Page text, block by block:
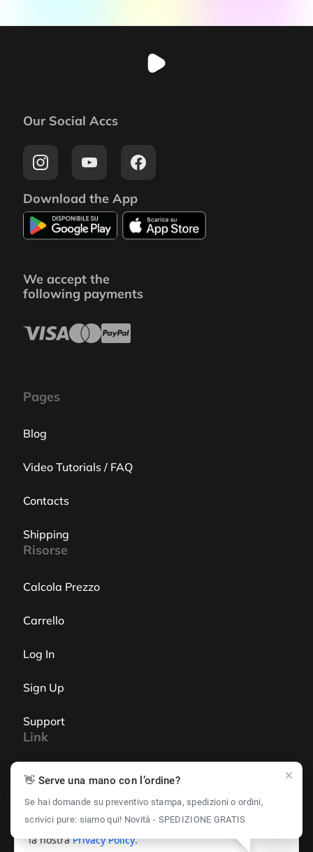
Pages
Blog
Video Tutorials / FAQ
Contacts
Shipping
Risorse
Calcola Prezzo
Carrello
Log In
Sign Up
Support
Link
Online Shop
Edit You PDF
Our Social Accs
Download the App
We accept the
following payments
📄 Utilizziamo i cookie per offrirti la migliore
esperienza possibile. Navigando su questo sito accetti
la nostraPrivacy Policy.
👋 Serve una mano con l’ordine?
Se hai domande su preventivo stampa, spedizioni o ordini,
scrivici pure: siamo qui! Novità - SPEDIZIONE GRATIS